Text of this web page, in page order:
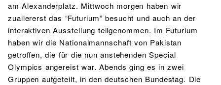
am Alexanderplatz. Mittwoch morgen haben wir
zuallererst das “Futurium” besucht und auch an der
interaktiven Ausstellung teilgenommen. Im Futurium
haben wir die Nationalmannschaft von Pakistan
getroffen, die für die nun anstehenden Special
Olympics angereist war. Abends ging es in zwei
Gruppen aufgeteilt, in den deutschen Bundestag. Die